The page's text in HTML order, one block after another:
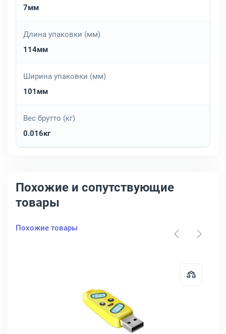
7мм
Длина упаковки (мм)
114мм
Ширина упаковки (мм)
101мм
Вес брутто (кг)
0.016кг
Похожие и сопутствующие
товары
Похожие товары
SanDisk Cruzer Glide USB Type A (USB 3.2 Gen 1) 128 ГБ,
Открыть товар: USB накопитель